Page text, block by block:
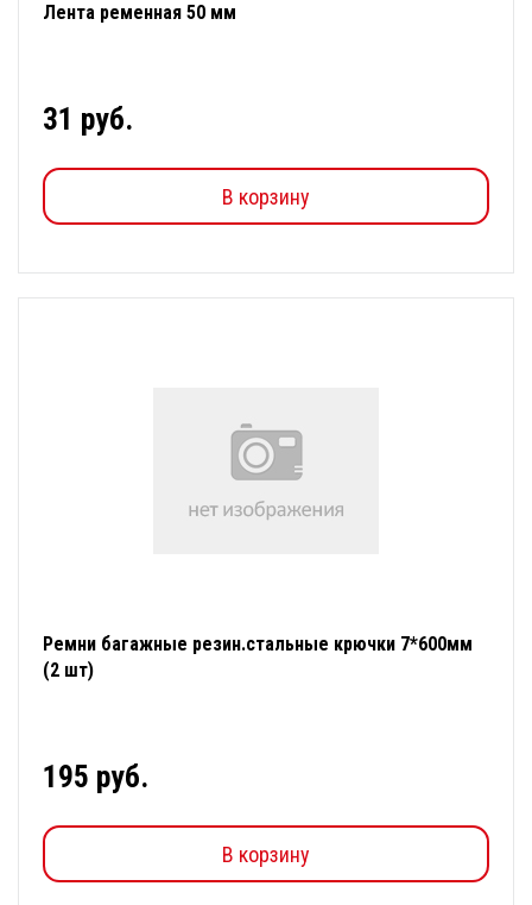
Лента ременная 50 мм
31 руб.
В корзину
Ремни багажные резин.стальные крючки 7*600мм
(2 шт)
195 руб.
В корзину